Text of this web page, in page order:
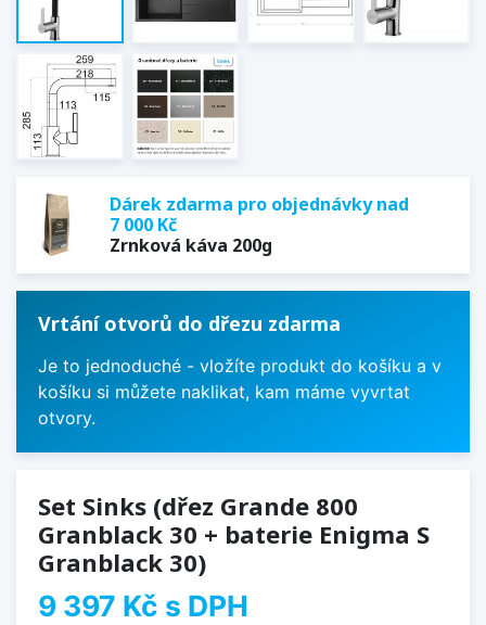
Dárek zdarma pro objednávky nad
7 000 Kč
Zrnková káva 200g
Vrtání otvorů do dřezu zdarma
Je to jednoduché - vložíte produkt do košíku a v
košíku si můžete naklikat, kam máme vyvrtat
otvory.
Set Sinks (dřez Grande 800
Granblack 30 + baterie Enigma S
Granblack 30)
9 397 Kč s DPH